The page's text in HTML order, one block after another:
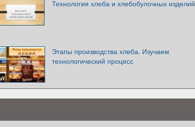
Технология хлеба и хлебобулочных изделий
Этапы производства хлеба. Изучаем
технологический процесс